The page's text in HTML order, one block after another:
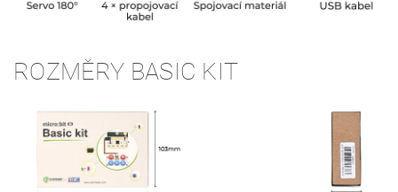
ROZMĚRY BASIC KIT